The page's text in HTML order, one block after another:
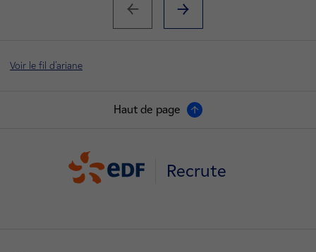
Voir le fil d'ariane
Haut de page
Recrute